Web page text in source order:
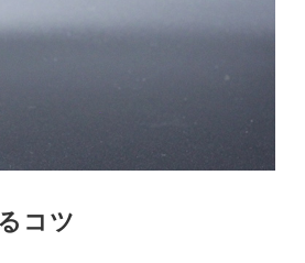
コツ